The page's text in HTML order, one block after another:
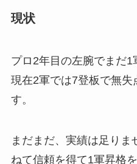
現状
プロ2年目の左腕でまだ1
現在2軍では7登板で無失
す。
まだまだ、実績は足りま
ねて信頼を得て1軍昇格